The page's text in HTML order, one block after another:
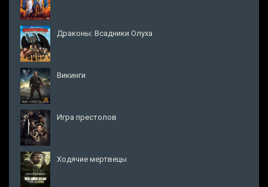
Драконы: Всадники Олуха
Викинги
Игра престолов
Ходячие мертвецы